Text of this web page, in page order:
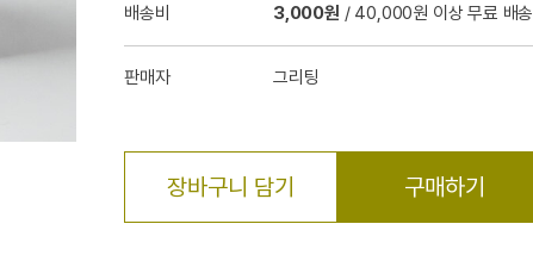
배송비 3,000원 / 40,000원 이상 무료 배송
판매자 그리팅
장바구니 담기 구매하기